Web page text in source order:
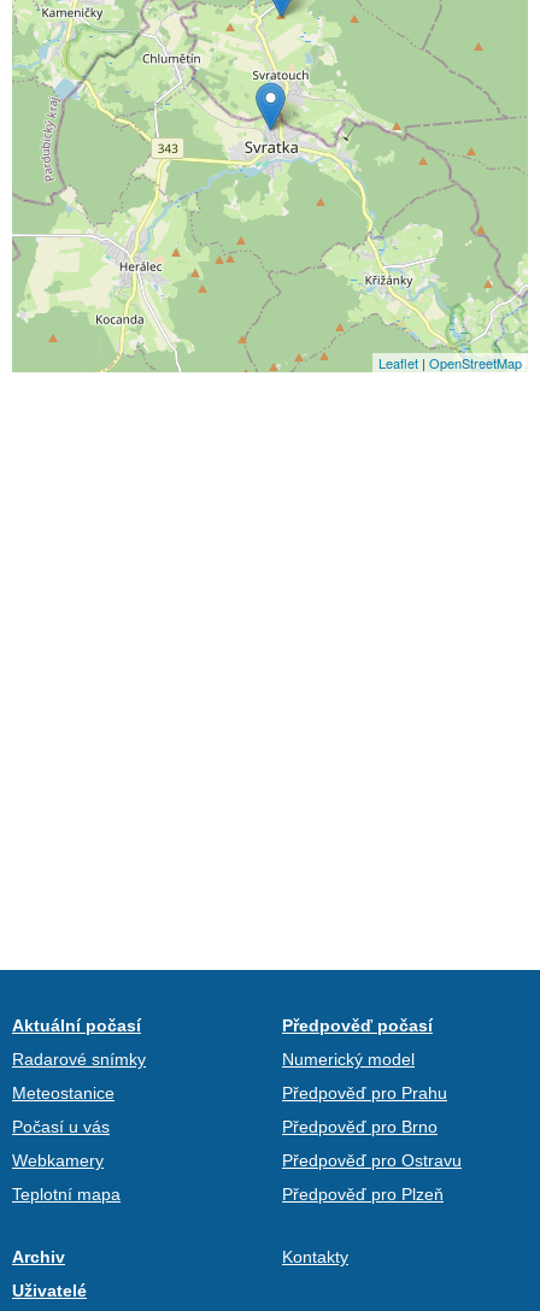
Leaflet | OpenStreetMap
Aktuální počasí
Radarové snímky
Meteostanice
Počasí u vás
Webkamery
Teplotní mapa
Předpověď počasí
Numerický model
Předpověď pro Prahu
Předpověď pro Brno
Předpověď pro Ostravu
Předpověď pro Plzeň
Archiv
Uživatelé
Kontakty